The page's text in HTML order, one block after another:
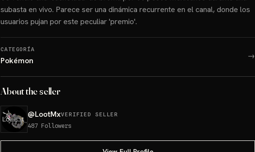
subasta en vivo. Parece ser una dinámica recurrente en el canal, donde los
usuarios pujan por este peculiar 'premio'.
CATEGORÍA
Pokémon →
About the seller
@LootMxVERIFIED SELLER
487 Followers